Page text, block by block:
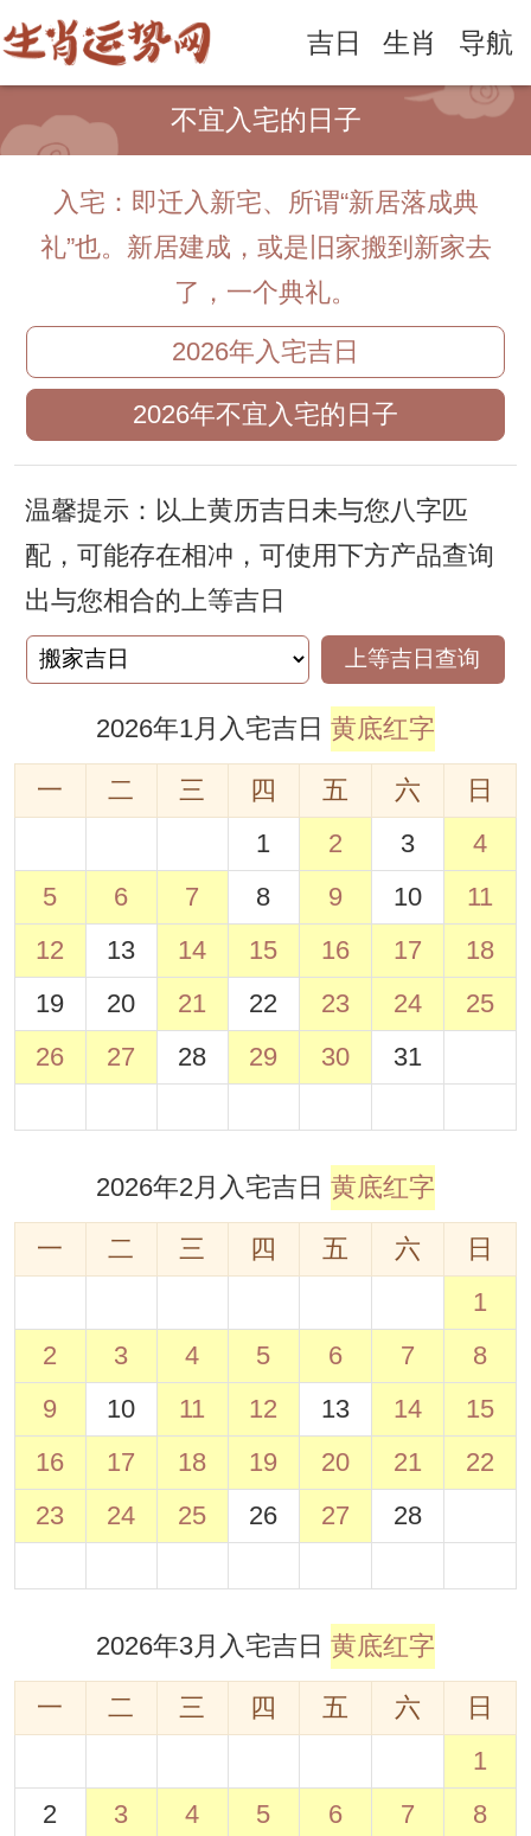
吉日 生肖 导航
不宜入宅的日子
入宅：即迁入新宅、所谓“新居落成典
礼”也。新居建成，或是旧家搬到新家去
了，一个典礼。
2026年入宅吉日
2026年不宜入宅的日子
温馨提示：以上黄历吉日未与您八字匹
配，可能存在相冲，可使用下方产品查询
出与您相合的上等吉日
上等吉日查询
2026年1月入宅吉日 黄底红字
一 二 三 四 五 六
日
1
2 3
4
5
6 7 8 9 10
11
12
13 14 15 16 17
18
19
20 21 22 23 24
25
26
27 28 29 30 31
2026年2月入宅吉日 黄底红字
一 二 三 四 五 六
日
1
2
3 4 5 6 7
8
9
10 11 12 13 14
15
16
17 18 19 20 21
22
23
24 25 26 27 28
2026年3月入宅吉日 黄底红字
一 二 三 四 五 六
日
1
2
3 4 5 6 7
8